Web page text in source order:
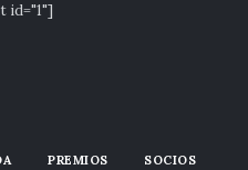
id="1"]
PREMIOS SOCIOS